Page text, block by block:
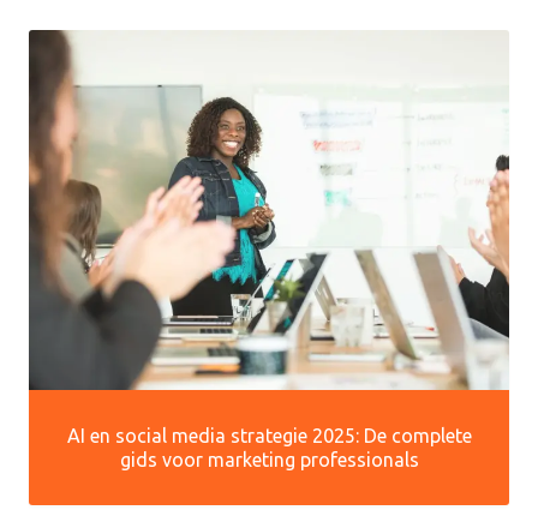
AI en social media strategie 2025: De complete
gids voor marketing professionals